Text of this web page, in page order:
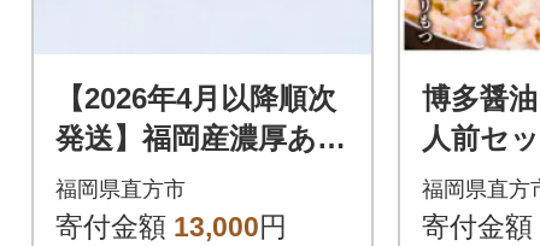
【2026年4月以降順次
発送】福岡産濃厚あま
おうフルーツソース2
80g×4袋(直方市)
福岡県直方市
寄付金額 13,000円
博多醤
人前セ
福岡県直方
寄付金額